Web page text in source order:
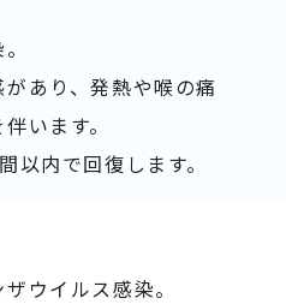
あり、発熱や喉の痛
います。
以内で回復します。
ウイルス感染。